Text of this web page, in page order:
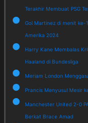
Terakhir Membuat PSG
Gol Martinez di menit ke-
Amerika 2024
Harry Kane Membalas
Haaland di Bundesliga
Meriam London
Prancis Menyusul Mesir
Manchester United 2-0
Berkat Brace Amad